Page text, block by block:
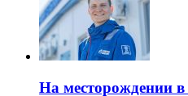
​На месторождении